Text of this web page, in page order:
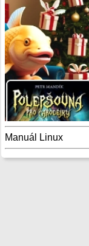
Manuál Linux